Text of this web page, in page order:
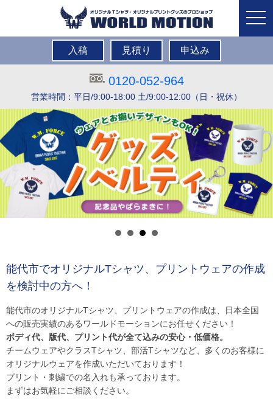
入稿 見積り 申込み
0120-052-964
営業時間：平日/9:00-18:00 土/9:00-12:00（日・祝休）
能代市でオリジナルTシャツ、プリントウェアの作成
を検討中の方へ！
能代市のオリジナルTシャツ、プリントウェアの作成は、日本全国
への販売実績のあるワールドモーションにお任せください！
ボディ代、版代、プリント代が全て込みの安心・低価格。
チームウェアやクラスTシャツ、部活Tシャツなど、多くのお客様に
オリジナルウェアを作成いただいております！
プリント・刺繍での名入れも承っております。
まずはお気軽にご相談ください。